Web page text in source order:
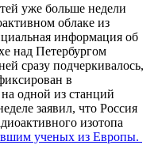
уже больше недели
облаке из
информация об
над Петербургом
сразу подчеркивалось,
в
одной из станций
заявил, что Россия
изотопа
ученых из Европы.